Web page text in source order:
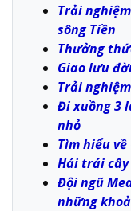
Trải
sông Tiền
Thưởng
Giao lưu
Trải
Đi xuồng 3
nhỏ
Tìm hiểu
Hái trái
Đội ngũ
những